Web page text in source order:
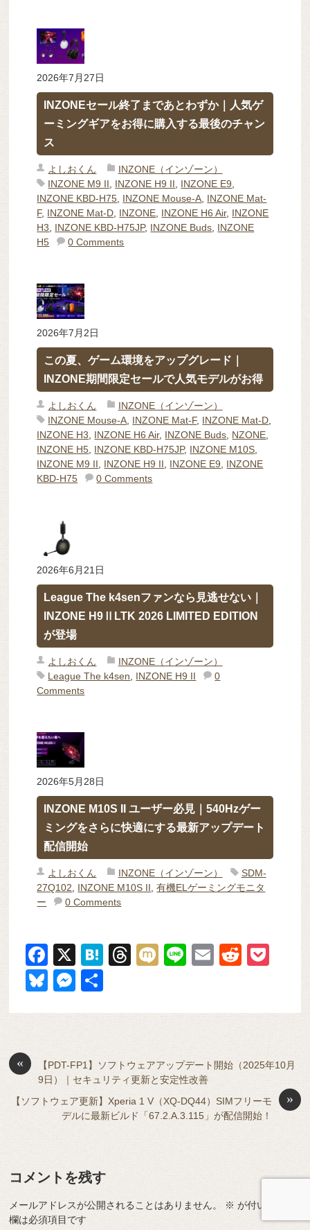
2026年7月27日
INZONEセール終了まであとわずか｜人気ゲ
ーミングギアをお得に購入する最後のチャン
ス
よしおくん
INZONE（インゾーン）
INZONE M9 II
INZONE H9 II INZONE E9
INZONE KBD-H75 INZONE Mouse-A INZONE Mat-
F, INZONE Mat-D INZONE INZONE H6 Air, INZONE
H3
INZONE KBD-H75JP, INZONE Buds INZONE
H5
0 Comments
2026年7月2日
この夏、ゲーム環境をアップグレード｜
INZONE期間限定セールで人気モデルがお得
よしおくん
INZONE（インゾーン）
INZONE Mouse-A, INZONE Mat-F, INZONE Mat-D,
INZONE H3, INZONE H6 Air, INZONE Buds, NZONE,
INZONE H5, INZONE KBD-H75JP, INZONE M10S,
INZONE M9 II, INZONE H9 II, INZONE E9, INZONE
KBD-H75
0 Comments
2026年6月21日
League The k4senファンなら見逃せない｜
INZONE H9ⅡLTK 2026 LIMITED EDITION
が登場
よしおくん
INZONE（インゾーン）
League The k4sen
INZONE H9 II
0
Comments
2026年5月28日
INZONE M10S II ユーザー必見｜540Hzゲー
ミングをさらに快適にする最新アップデート
配信開始
よしおくん INZONE（インゾーン）
SDM-
27Q102, INZONE M10S II,有機ELゲーミングモニタ
ー
0 Comments
F
a
c
e
b
o
o
k
X
H
n
T
a
d
s
M
Li
E
R
di et
Bl
sk
y
M
n
g
er
«
【PDT-FP1】ソフトウェアアップデート開始（2025年10月
9日）｜セキュリティ更新と安定性改善
»
【ソフトウェア更新】Xperia 1 V（XQ-DQ44）SIMフリーモ
デルに最新ビルド「67.2.A.3.115」が配信開始！
コメントを残す
メールアドレスが公開されることはありません。 ※ が付いている
欄は必須項目です